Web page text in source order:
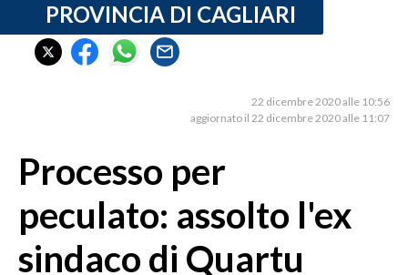
CRONACA SARDEGNA
CAGLIARI
SASSARI E PROVINCIA
GALLURA
NUORO E PROVINCIA
OGLIASTRA
PROVINCIA DI CAGLIARI
22 dicembre 2020 alle 10:56
aggiornato il 22 dicembre 2020 alle 11:07
Processo per
peculato: assolto l'ex
sindaco di Quartu